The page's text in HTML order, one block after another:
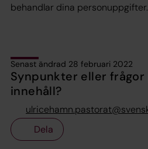
behandlar dina personuppgifter.
Senast ändrad 28 februari 2022
Synpunkter eller frågor
innehåll?
Dela